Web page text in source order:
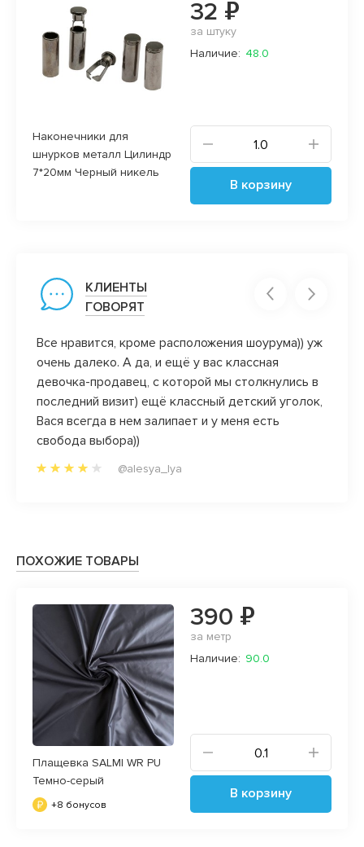
Наконечники для
шнурков металл Цилиндр
7*20мм Черный никель
32 ₽
за штуку
Наличие: 48.0
В корзину
КЛИЕНТЫ
ГОВОРЯТ
Все нравится, кроме расположения шоурума)) уж
очень далеко. А да, и ещё у вас классная
девочка-продавец, с которой мы столкнулись в
последний визит) ещё классный детский уголок,
Вася всегда в нем залипает и у меня есть
свобода выбора))
@alesya_lya
ПОХОЖИЕ ТОВАРЫ
Плащевка SALMI WR PU
Темно-серый
+8 бонусов
390 ₽
за метр
Наличие: 90.0
В корзину